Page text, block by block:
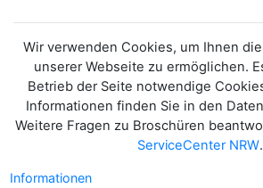
Wir verwenden Cookies, um Ihnen
unserer Webseite zu ermöglichen.
Betrieb der Seite notwendige
Informationen finden Sie in den
Weitere Fragen zu Broschüren
ServiceCenter NRW.
Informationen